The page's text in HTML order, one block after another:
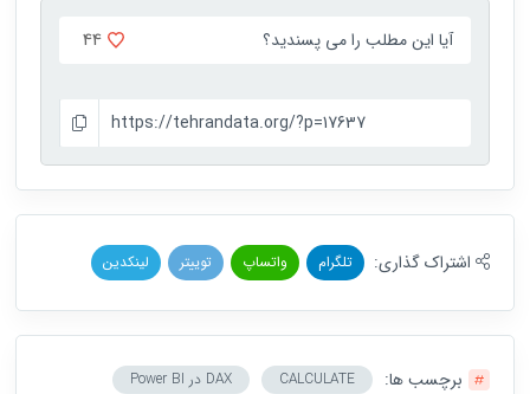
آیا این مطلب را می پسندید؟ 44
https://tehrandata.org/?p=17637
اشتراک گذاری: تلگرام واتساپ توییتر لینکدین
برچسب ها: CALCULATE
DAX در Power BI